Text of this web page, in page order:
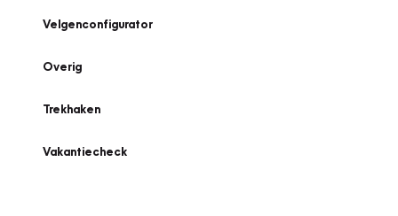
Velgenconfigurator
Overig
Trekhaken
Vakantiecheck